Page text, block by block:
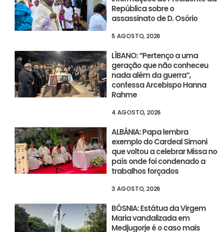
República sobre o
assassinato de D. Osório
5 AGOSTO, 2026
LÍBANO: “Pertenço a uma
geração que não conheceu
nada além da guerra”,
confessa Arcebispo Hanna
Rahme
4 AGOSTO, 2026
ALBÂNIA: Papa lembra
exemplo do Cardeal Simoni
que voltou a celebrar Missa no
país onde foi condenado a
trabalhos forçados
3 AGOSTO, 2026
BÓSNIA: Estátua da Virgem
Maria vandalizada em
Medjugorje é o caso mais